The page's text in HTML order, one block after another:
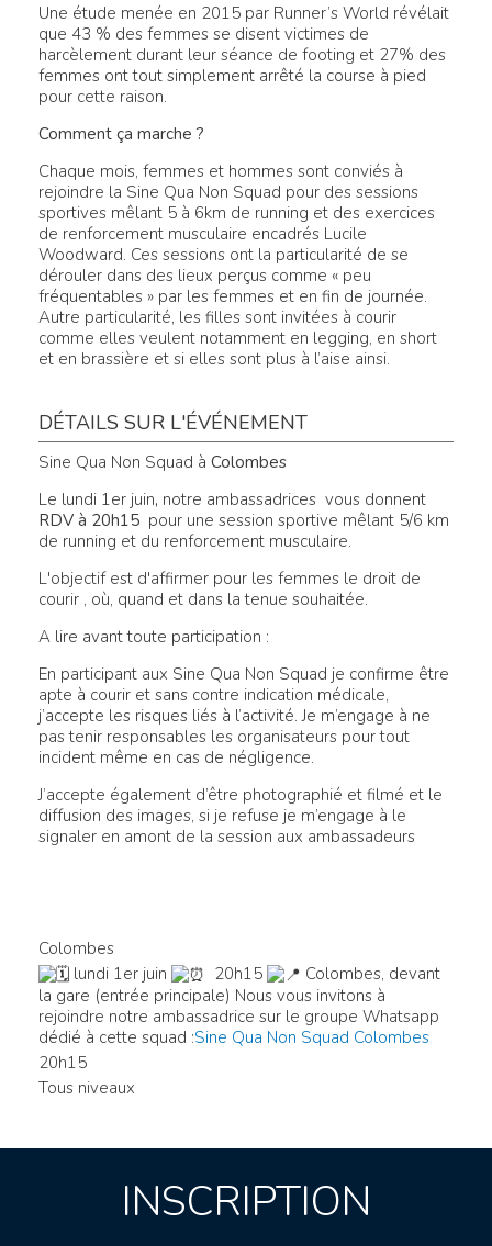
Une étude menée en 2015 par Runner’s World révélait
que 43 % des femmes se disent victimes de
harcèlement durant leur séance de footing et 27% des
femmes ont tout simplement arrêté la course à pied
pour cette raison.
Comment ça marche ?
Chaque mois, femmes et hommes sont conviés à
rejoindre la Sine Qua Non Squad pour des sessions
sportives mêlant 5 à 6km de running et des exercices
de renforcement musculaire encadrés Lucile
Woodward. Ces sessions ont la particularité de se
dérouler dans des lieux perçus comme « peu
fréquentables » par les femmes et en fin de journée.
Autre particularité, les filles sont invitées à courir
comme elles veulent notamment en legging, en short
et en brassière et si elles sont plus à l’aise ainsi.
DÉTAILS SUR L'ÉVÉNEMENT
Sine Qua Non Squad à Colombes
Le lundi 1er juin, notre ambassadrices vous donnent
RDV à 20h15 pour une session sportive mêlant 5/6 km
de running et du renforcement musculaire.
L'objectif est d'affirmer pour les femmes le droit de
courir , où, quand et dans la tenue souhaitée.
A lire avant toute participation :
En participant aux Sine Qua Non Squad je confirme être
apte à courir et sans contre indication médicale,
j’accepte les risques liés à l’activité. Je m’engage à ne
pas tenir responsables les organisateurs pour tout
incident même en cas de négligence.
J’accepte également d’être photographié et filmé et le
diffusion des images, si je refuse je m’engage à le
signaler en amont de la session aux ambassadeurs
Colombes
lundi 1er juin
20h15
Colombes, devant
la gare (entrée principale) Nous vous invitons à
rejoindre notre ambassadrice sur le groupe Whatsapp
dédié à cette squad :Sine Qua Non Squad Colombes
20h15
Tous niveaux
INSCRIPTION